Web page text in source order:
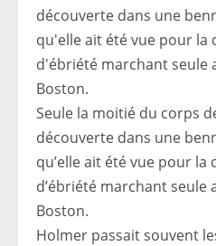
Seule la moitié du corps
découverte dans une
qu’elle ait été vue pour
d’ébriété marchant seule
Boston.
Holmer passait souvent